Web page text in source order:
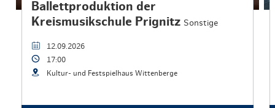
Ballettproduktion der
Kreismusikschule Prignitz Sonstige
12.09.2026
17:00
Kultur- und Festspielhaus Wittenberge